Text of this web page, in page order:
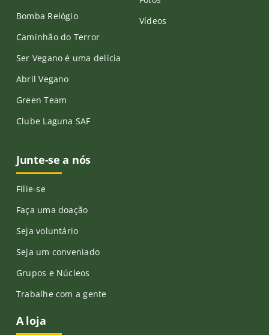
Bomba Relógio
Caminhão do Terror
Ser Vegano é uma delícia
Abril Vegano
Green Team
Clube Laguna SAF
Vídeos
Junte-se a nós
Filie-se
Faça uma doação
Seja voluntário
Seja um conveniado
Grupos e Núcleos
Trabalhe com a gente
A loja